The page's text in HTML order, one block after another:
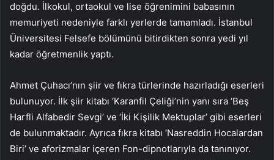
doğdu. İlkokul, ortaokul ve lise öğrenimini babasının
memuriyeti nedeniyle farklı yerlerde tamamladı. İstanbul
Üniversitesi Felsefe bölümünü bitirdikten sonra yedi yıl
kadar öğretmenlik yaptı.
Ahmet Çuhacı’nın şiir ve fıkra türlerinde hazırladığı eserleri
bulunuyor. İlk şiir kitabı ‘Karanfil Çeliği’nin yanı sıra ‘Beş
Harfli Alfabedir Sevgi’ ve ‘İki Kişilik Mektuplar’ gibi eserleri
de bulunmaktadır. Ayrıca fıkra kitabı ‘Nasreddin Hocalardan
Biri’ ve aforizmalar içeren Fon-dipnotlarıyla da tanınıyor.